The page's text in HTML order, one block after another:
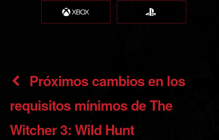
Próximos cambios en los
requisitos mínimos de The
Witcher 3: Wild Hunt